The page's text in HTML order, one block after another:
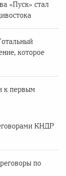
«Пуск» стал
которое
к первым
КНДР
по